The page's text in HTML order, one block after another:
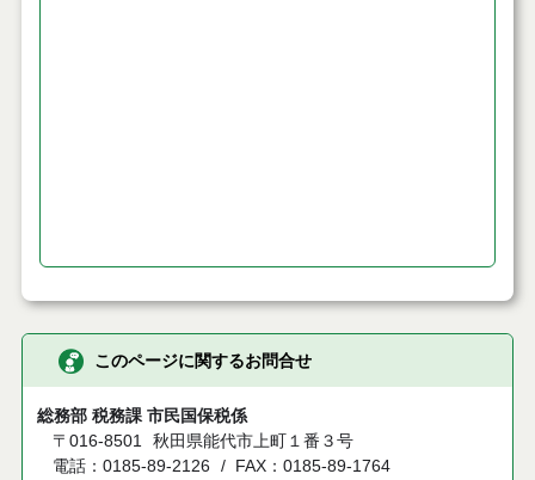
このページに関するお問合せ
総務部 税務課 市民国保税係
〒016-8501
秋田県能代市上町１番３号
電話：0185-89-2126
FAX：0185-89-1764